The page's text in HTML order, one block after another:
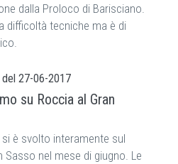
dalla Proloco di Barisciano.
difficoltà tecniche ma è di
del 27-06-2017
su Roccia al Gran
è svolto interamente sul
Sasso nel mese di giugno. Le